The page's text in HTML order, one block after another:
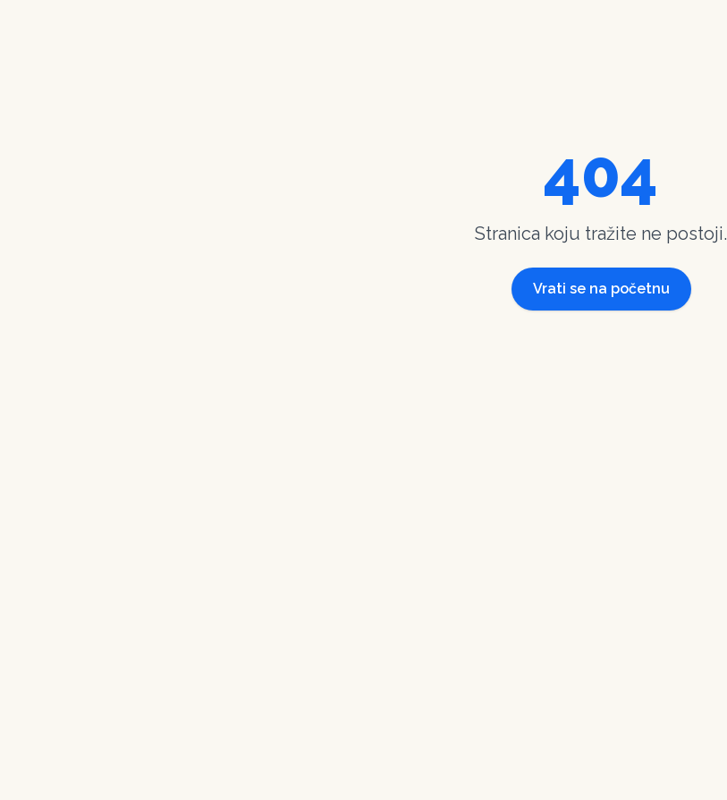
404
Stranica koju tražite ne postoji.
Vrati se na početnu